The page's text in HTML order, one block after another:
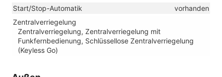
Start/Stop-Automatik
vorhanden
Zentralverriegelung
Zentralverriegelung, Zentralverriegelung mit
Funkfernbedienung, Schlüssellose Zentralverriegelung
(Keyless Go)